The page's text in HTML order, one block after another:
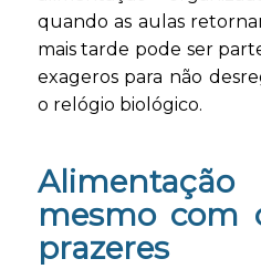
quando as aulas
mais tarde pode ser
exageros para não
o relógio biológico.
Alimentação
mesmo com
prazeres